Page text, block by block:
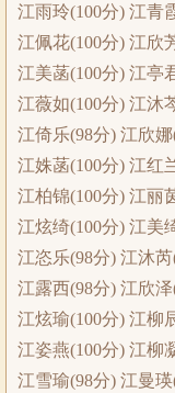
江雨玲(100分) 江青
江佩花(100分) 江欣
江美菡(100分) 江亭
江薇如(100分) 江沐
江倚乐(98分) 江欣
江姝菡(100分) 江红
江柏锦(100分) 江丽
江炫绮(100分) 江美
江恣乐(98分) 江沐
江露西(98分) 江欣
江炫瑜(100分) 江柳
江姿燕(100分) 江柳
江雪瑜(98分) 江曼